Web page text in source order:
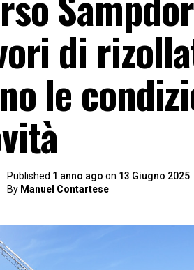
di
le
Published 1 anno ago on 13 Giugno 2025
By Manuel Contartese